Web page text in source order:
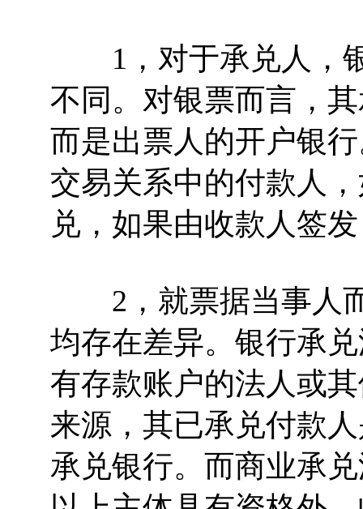
1，对于承兑人，银
不同。对银票而言，
而是出票人的开户银
交易关系中的付款人
兑，如果由收款人签
2，就票据当事人而
均存在差异。银行承
有存款账户的法人或
来源，其已承兑付款
承兑银行。而商业承